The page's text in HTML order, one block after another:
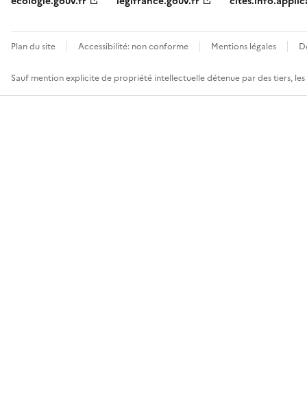
Plan du site Accessibilité: non conforme Mentions légales
Sauf mention explicite de propriété intellectuelle détenue par des tiers,